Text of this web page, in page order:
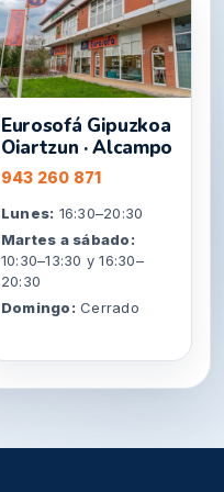
Eurosofá Gipuzkoa
Oiartzun · Alcampo
943 260 871
Lunes: 16:30–20:30
Martes a sábado:
10:30–13:30 y 16:30–
20:30
Domingo:Cerrado